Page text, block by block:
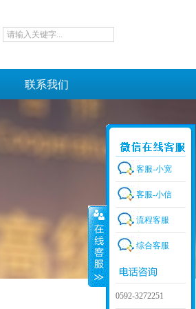
联系我们
客服-小宽
客服-小信
流程客服
综合客服
0592-3272251